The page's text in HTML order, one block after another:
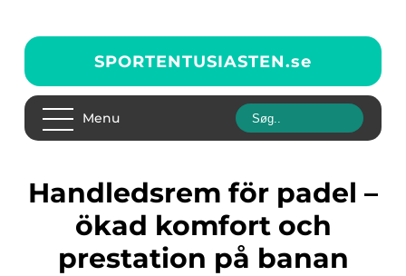
SPORTENTUSIASTEN.se
Menu
Handledsrem för padel –
ökad komfort och
prestation på banan